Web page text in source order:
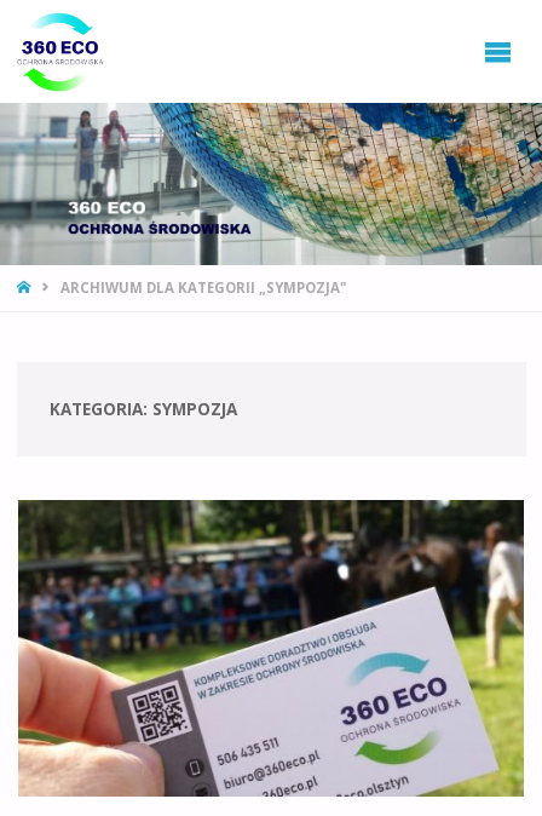
STRONA
ARCHIWUM DLA KATEGORII „SYMPOZJA"
KATEGORIA: SYMPOZJA